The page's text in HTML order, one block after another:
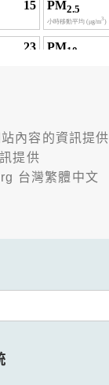
內容的資訊提供
提供
台灣繁體中文